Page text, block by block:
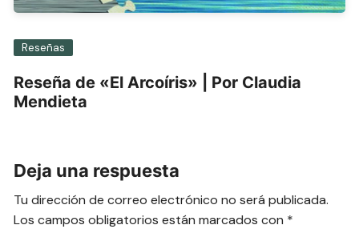
Reseñas
Reseña de «El Arcoíris» | Por Claudia
Mendieta
Deja una respuesta
Tu dirección de correo electrónico no será publicada.
Los campos obligatorios están marcados con *